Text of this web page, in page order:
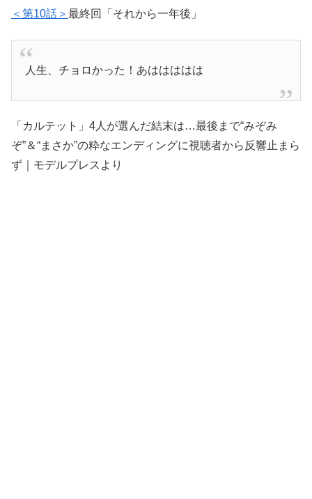
＜第10話＞ 最終回「それから一年後」
人生、チョロかった！あははははは
「カルテット」4人が選んだ結末は…最後まで“みぞみ
ぞ”＆“まさか”の粋なエンディングに視聴者から反響止まら
ず｜モデルプレスより